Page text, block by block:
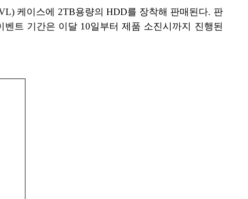
케이스에 2TB용량의 HDD를 장착해 판매된다. 판
벤트 기간은 이달 10일부터 제품 소진시까지 진행된